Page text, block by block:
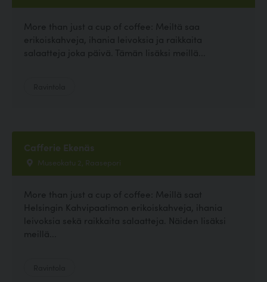
More than just a cup of coffee: Meiltä saa
erikoiskahveja, ihania leivoksia ja raikkaita
salaatteja joka päivä. Tämän lisäksi meillä...
Cafferie Ekenäs
Museokatu 2, Raasepori
More than just a cup of coffee: Meillä saat
Helsingin Kahvipaatimon erikoiskahveja, ihania
leivoksia sekä raikkaita salaatteja. Näiden lisäksi
meillä...